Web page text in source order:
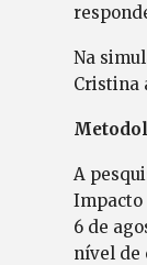
Na
Cristina
A
Impacto
6 de
nível de